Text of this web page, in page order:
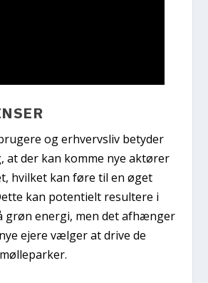
og erhvervsliv betyder
at der kan komme nye aktører
hvilket kan føre til en øget
kan potentielt resultere i
grøn energi, men det afhænger
ejere vælger at drive de